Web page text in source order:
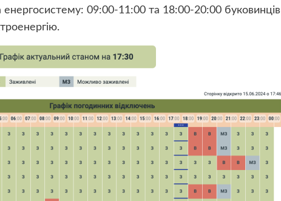
енергосистему: 09:00-11:00 та 18:00-20:00 буковинців